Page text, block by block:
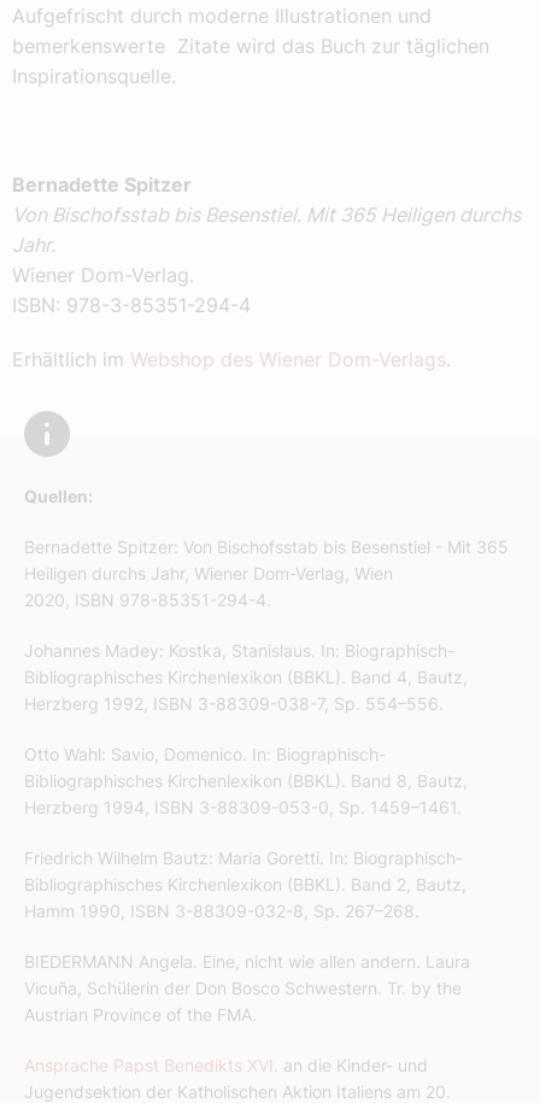
Aufgefrischt durch moderne Illustrationen und
bemerkenswerte Zitate wird das Buch zur täglichen
Inspirationsquelle.
Bernadette Spitzer
Von Bischofsstab bis Besenstiel. Mit 365 Heiligen durchs
Jahr.
Wiener Dom-Verlag.
ISBN: 978-3-85351-294-4
Erhältlich im Webshop des Wiener Dom-Verlags.
Quellen:
Bernadette Spitzer: Von Bischofsstab bis Besenstiel - Mit 365
Heiligen durchs Jahr, Wiener Dom-Verlag, Wien
2020, ISBN 978-85351-294-4.
Johannes Madey: Kostka, Stanislaus. In: Biographisch-
Bibliographisches Kirchenlexikon (BBKL). Band 4, Bautz,
Herzberg 1992, ISBN 3-88309-038-7, Sp. 554–556.
Otto Wahl: Savio, Domenico. In: Biographisch-
Bibliographisches Kirchenlexikon (BBKL). Band 8, Bautz,
Herzberg 1994, ISBN 3-88309-053-0, Sp. 1459–1461.
Friedrich Wilhelm Bautz: Maria Goretti. In: Biographisch-
Bibliographisches Kirchenlexikon (BBKL). Band 2, Bautz,
Hamm 1990, ISBN 3-88309-032-8, Sp. 267–268.
BIEDERMANN Angela. Eine, nicht wie allen andern. Laura
Vicuña, Schülerin der Don Bosco Schwestern. Tr. by the
Austrian Province of the FMA.
Ansprache Papst Benedikts XVI.
an die Kinder- und
Jugendsektion der Katholischen Aktion Italiens am 20.